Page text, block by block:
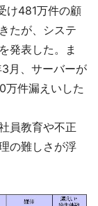
け481万件の顧
たが、システ
発表した。ま
月、サーバーが
万件漏えいした
員教育や不正
の難しさが浮